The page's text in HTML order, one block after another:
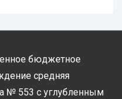
бюджетное
средняя
№ 553 с углубленным